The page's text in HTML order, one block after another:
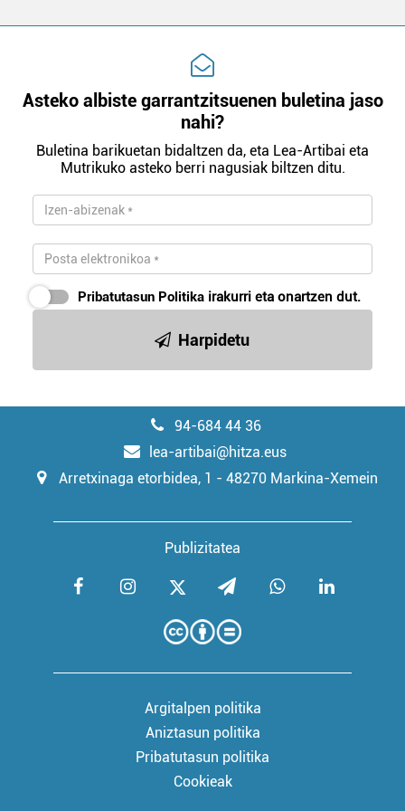
Asteko albiste garrantzitsuenen buletina jaso
nahi?
Buletina barikuetan bidaltzen da, eta Lea-Artibai eta
Mutrikuko asteko berri nagusiak biltzen ditu.
Pribatutasun Politika irakurri eta onartzen dut.
Harpidetu
94-684 44 36
lea-artibai@hitza.eus
Arretxinaga etorbidea, 1 - 48270 Markina-Xemein
Publizitatea
Argitalpen politika
Aniztasun politika
Pribatutasun politika
Cookieak